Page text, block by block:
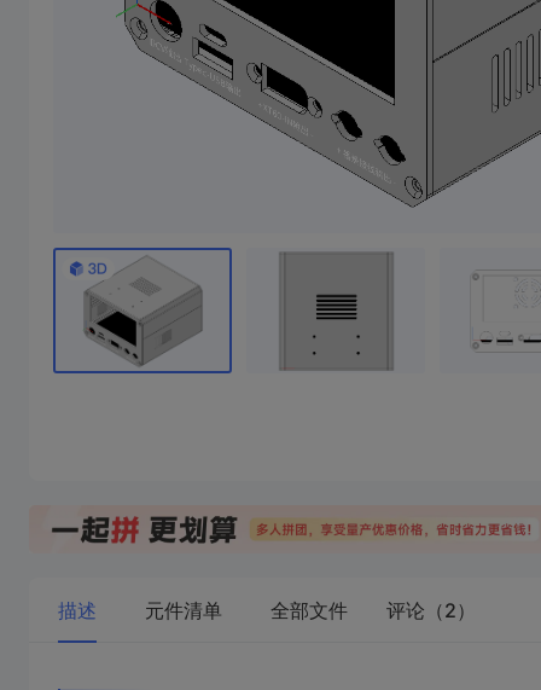
35瓦超声波切割刀外壳
14
1/10成团
描述 元件清单 全部文件 评论（2）